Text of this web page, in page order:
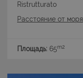
Ristrutturato
Расстояние от моря
Площадь: 65m2